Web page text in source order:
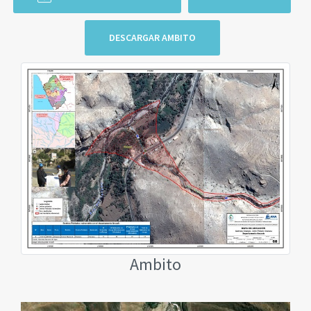
DESCARGAR AMBITO
Ambito